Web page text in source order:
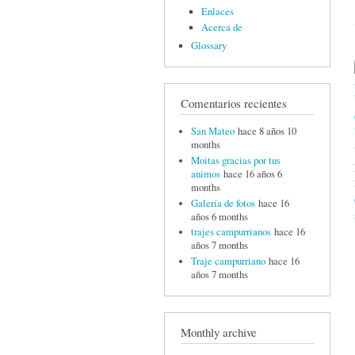
Enlaces
Acerca de
Glossary
Comentarios recientes
San Mateo hace 8 años 10
months
Moitas gracias por tus
animos hace 16 años 6
months
Galería de fotos hace 16
años 6 months
trajes campurrianos hace 16
años 7 months
Traje campurriano hace 16
años 7 months
Monthly archive